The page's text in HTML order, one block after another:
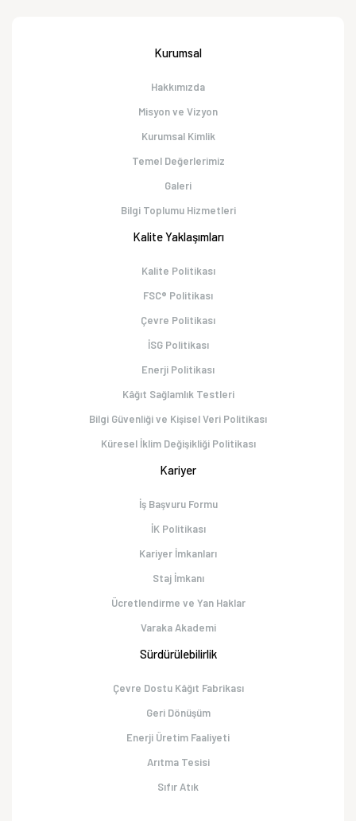
Kurumsal
Hakkımızda
Misyon ve Vizyon
Kurumsal Kimlik
Temel Değerlerimiz
Galeri
Bilgi Toplumu Hizmetleri
Kalite Yaklaşımları
Kalite Politikası
FSC® Politikası
Çevre Politikası
İSG Politikası
Enerji Politikası
Kâğıt Sağlamlık Testleri
Bilgi Güvenliği ve Kişisel Veri Politikası
Küresel İklim Değişikliği Politikası
Kariyer
İş Başvuru Formu
İK Politikası
Kariyer İmkanları
Staj İmkanı
Ücretlendirme ve Yan Haklar
Varaka Akademi
Sürdürülebilirlik
Çevre Dostu Kâğıt Fabrikası
Geri Dönüşüm
Enerji Üretim Faaliyeti
Arıtma Tesisi
Sıfır Atık